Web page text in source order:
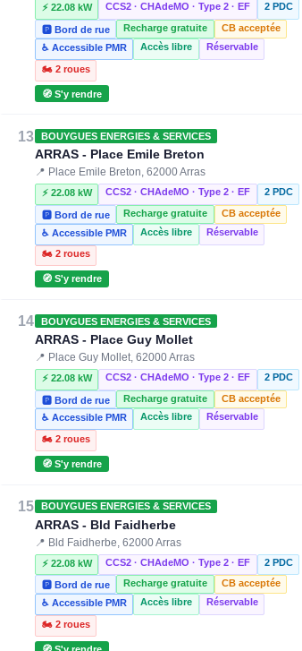
⚡ 22.08 kW CCS2 · CHAdeMO · Type 2 · EF 2 PDC
🅿️ Bord de rue Recharge gratuite
CB acceptée
♿ Accessible PMR
Accès libre Réservable
🏍️ 2 roues
🧭 S'y rendre
13 BOUYGUES ENERGIES & SERVICES
ARRAS - Place Emile Breton
📍 Place Emile Breton, 62000 Arras
⚡ 22.08 kW CCS2 · CHAdeMO · Type 2 · EF 2 PDC
🅿️ Bord de rue Recharge gratuite
CB acceptée
♿ Accessible PMR
Accès libre Réservable
🏍️ 2 roues
🧭 S'y rendre
14 BOUYGUES ENERGIES & SERVICES
ARRAS - Place Guy Mollet
📍 Place Guy Mollet, 62000 Arras
⚡ 22.08 kW CCS2 · CHAdeMO · Type 2 · EF 2 PDC
🅿️ Bord de rue Recharge gratuite
CB acceptée
♿ Accessible PMR
Accès libre Réservable
🏍️ 2 roues
🧭 S'y rendre
15 BOUYGUES ENERGIES & SERVICES
ARRAS - Bld Faidherbe
📍 Bld Faidherbe, 62000 Arras
⚡ 22.08 kW CCS2 · CHAdeMO · Type 2 · EF 2 PDC
🅿️ Bord de rue Recharge gratuite
CB acceptée
♿ Accessible PMR
Accès libre Réservable
🏍️ 2 roues